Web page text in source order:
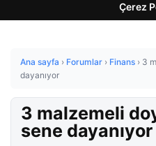
Çerez
Ana sayfa › Forumlar › Finans › 3
dayanıyor
3 malzemeli
sene dayanıyor